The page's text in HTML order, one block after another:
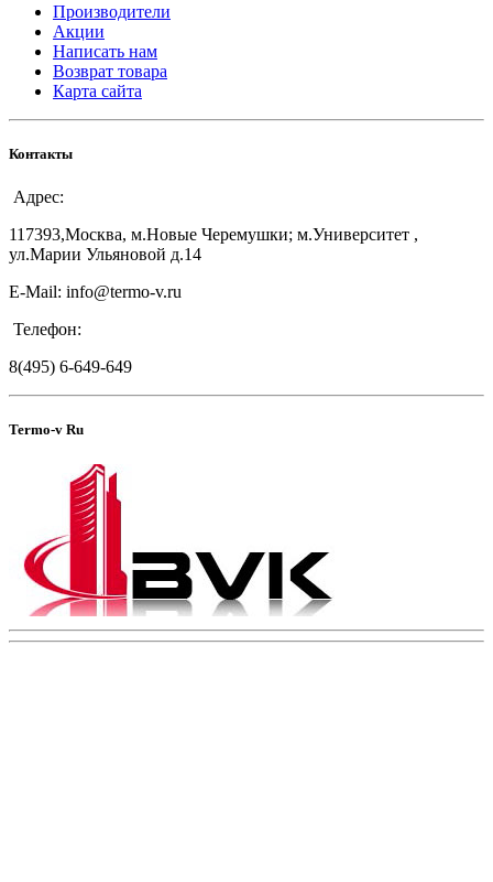
Производители
Акции
Написать нам
Возврат товара
Карта сайта
Контакты
Адрес:
117393,Москва, м.Новые Черемушки; м.Университет ,
ул.Марии Ульяновой д.14
E-Mail: info@termo-v.ru
Телефон:
8(495) 6-649-649
Termo-v Ru